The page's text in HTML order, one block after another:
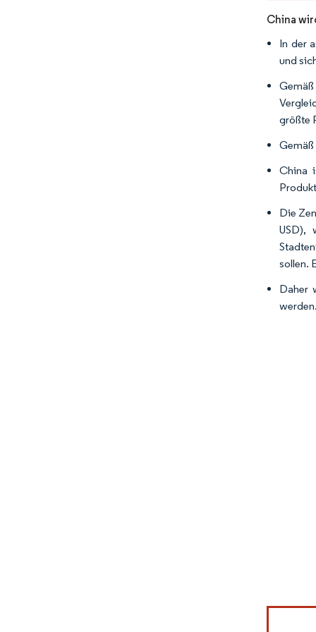
China
In der
und
größte
China
Die
USD),
sollen.
Daher
werden.
Bild ©